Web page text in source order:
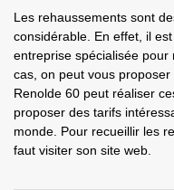
Les rehaussements sont
considérable. En effet, il
entreprise spécialisée
cas, on peut vous
Renolde 60 peut réaliser
proposer des tarifs
monde. Pour recueillir les
faut visiter son site web.